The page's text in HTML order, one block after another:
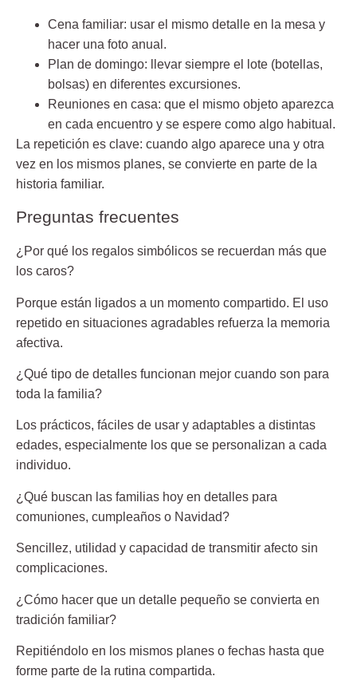
Cena familiar: usar el mismo detalle en la mesa y
hacer una foto anual.
Plan de domingo: llevar siempre el lote (botellas,
bolsas) en diferentes excursiones.
Reuniones en casa: que el mismo objeto aparezca
en cada encuentro y se espere como algo habitual.
La repetición es clave: cuando algo aparece una y otra
vez en los mismos planes, se convierte en parte de la
historia familiar.
Preguntas frecuentes
¿Por qué los regalos simbólicos se recuerdan más que
los caros?
Porque están ligados a un momento compartido. El uso
repetido en situaciones agradables refuerza la memoria
afectiva.
¿Qué tipo de detalles funcionan mejor cuando son para
toda la familia?
Los prácticos, fáciles de usar y adaptables a distintas
edades, especialmente los que se personalizan a cada
individuo.
¿Qué buscan las familias hoy en detalles para
comuniones, cumpleaños o Navidad?
Sencillez, utilidad y capacidad de transmitir afecto sin
complicaciones.
¿Cómo hacer que un detalle pequeño se convierta en
tradición familiar?
Repitiéndolo en los mismos planes o fechas hasta que
forme parte de la rutina compartida.